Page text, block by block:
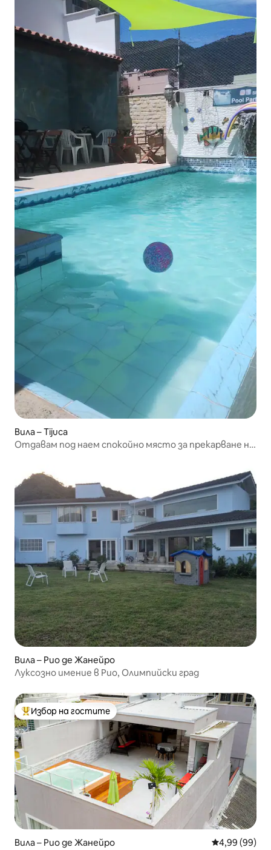
Вила – Tijuca
Отдавам под наем спокойно място за прекарване на
Вила – Рио де Жанейро
Луксозно имение в Рио, Олимпийски град
Най-популярен избор на гостите
Избор на гостите
Вила – Рио де Жанейро Средна
4,99 (99)